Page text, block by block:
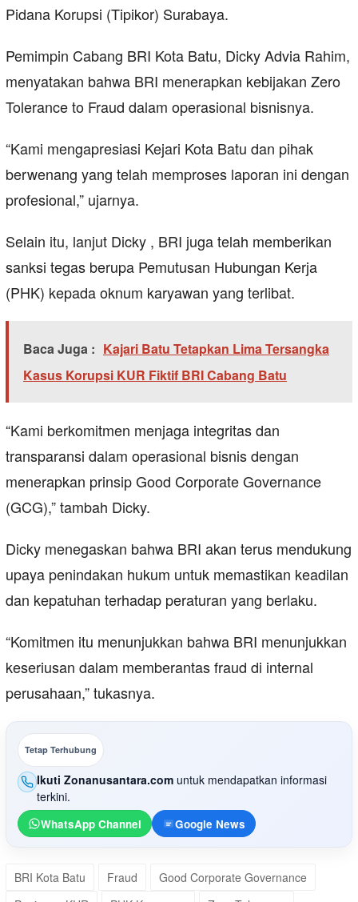
Pidana Korupsi (Tipikor) Surabaya.
Pemimpin Cabang BRI Kota Batu, Dicky Advia Rahim,
menyatakan bahwa BRI menerapkan kebijakan Zero
Tolerance to Fraud dalam operasional bisnisnya.
“Kami mengapresiasi Kejari Kota Batu dan pihak
berwenang yang telah memproses laporan ini dengan
profesional,” ujarnya.
Selain itu, lanjut Dicky , BRI juga telah memberikan
sanksi tegas berupa Pemutusan Hubungan Kerja
(PHK) kepada oknum karyawan yang terlibat.
Baca Juga : Kajari Batu Tetapkan Lima Tersangka
Kasus Korupsi KUR Fiktif BRI Cabang Batu
“Kami berkomitmen menjaga integritas dan
transparansi dalam operasional bisnis dengan
menerapkan prinsip Good Corporate Governance
(GCG),” tambah Dicky.
Dicky menegaskan bahwa BRI akan terus mendukung
upaya penindakan hukum untuk memastikan keadilan
dan kepatuhan terhadap peraturan yang berlaku.
“Komitmen itu menunjukkan bahwa BRI menunjukkan
keseriusan dalam memberantas fraud di internal
perusahaan,” tukasnya.
Tetap Terhubung
Ikuti Zonanusantara.com untuk mendapatkan informasi
terkini.
WhatsApp Channel Google News
BRI Kota Batu Fraud
Good Corporate Governance